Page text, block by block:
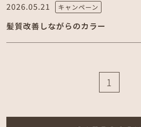
2026.05.21 キャンペーン
髪質改善しながらのカラー
1